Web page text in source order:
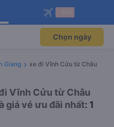
ngay!
viên độc
Mở app
máy bay qua
Mở app
Chọn ngày
Giang
xe đi Vĩnh Cửu từ Châu
Vĩnh Cửu từ Châu
giá vé ưu đãi nhất: 1